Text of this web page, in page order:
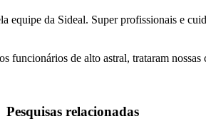
equipe da Sideal. Super profissionais e
funcionários de alto astral, trataram
Pesquisas relacionadas